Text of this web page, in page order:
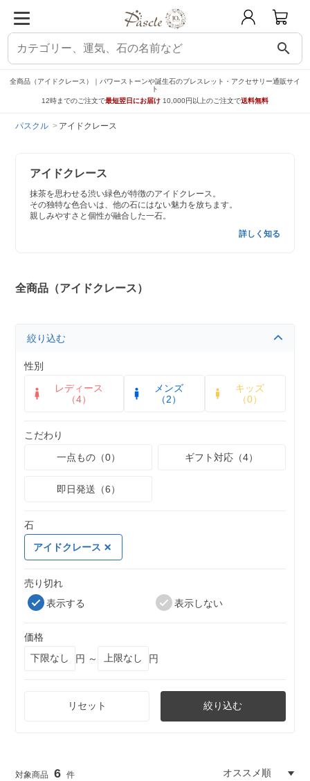
search
全商品（アイドクレース）｜パワーストーンや誕生石のブレスレット・アクセサリー通販サイ
ト
12時までのご注文で最短翌日にお届け 10,000円以上のご注文で送料無料
パスクル アイドクレース
アイドクレース
抹茶を思わせる渋い緑色が特徴のアイドクレース。
その独特な色合いは、他の石にはない魅力を放ちます。
親しみやすさと個性が融合した一石。
詳しく知る
全商品（アイドクレース）
絞り込む
性別
レディース
（4）
メンズ
（2）
キッズ
（0）
こだわり
一点もの（0）
ギフト対応（4）
即日発送（6）
石
アイドクレース
売り切れ
表示する
表示しない
価格
円 ～
円
リセット 絞り込む
6